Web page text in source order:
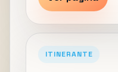
ITINERANTE